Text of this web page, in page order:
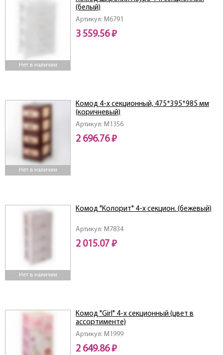
Нет в наличии
Артикул: M6791
(белый)
3 559.56 ₽
Нет в наличии
Артикул: M1356
Комод 4-х секционный, 475*395*985 мм
(коричневый)
2 696.76 ₽
Нет в наличии
Артикул: M7834
Комод "Колорит" 4-х секцион. (бежевый)
2 015.07 ₽
Артикул: M1999
Комод "Girl" 4-х секционный (цвет в
ассортименте)
2 649.86 ₽